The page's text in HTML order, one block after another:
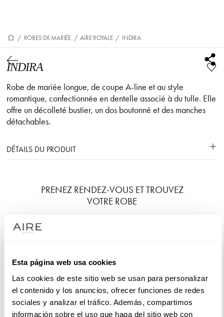
Esta página web usa cookies
Las cookies de este sitio web se usan para personalizar
el contenido y los anuncios, ofrecer funciones de redes
sociales y analizar el tráfico. Además, compartimos
información sobre el uso que haga del sitio web con
/ ROBES DE MARIÉE / AIRE ROYALE / INDIRA
INDIRA
Robe de mariée longue, de coupe A-line et au style
romantique, confectionnée en dentelle associé à du tulle. Elle
offre un décolleté bustier, un dos boutonné et des manches
détachables.
DÉTAILS DU PRODUIT
PRENEZ RENDEZ-VOUS ET TROUVEZ
VOTRE ROBE